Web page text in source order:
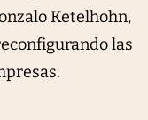
Ketelhohn,
las